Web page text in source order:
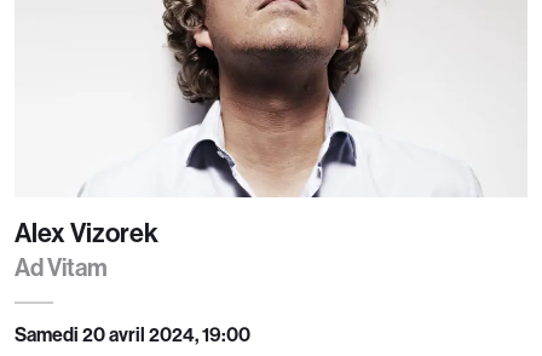
Alex Vizorek
Ad Vitam
Samedi 20 avril 2024, 19:00